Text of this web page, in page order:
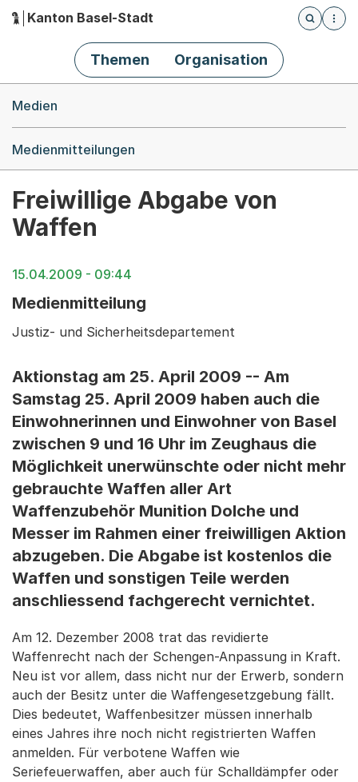
Hauptnavigation
Kanton Basel-Stadt
Öffnet
Themen Organisation
Medien
Medienmitteilungen
Freiwillige Abgabe von
Waffen
15.04.2009 - 09:44
Medienmitteilung
Justiz- und Sicherheitsdepartement
Aktionstag am 25. April 2009 -- Am
Samstag 25. April 2009 haben auch die
Einwohnerinnen und Einwohner von Basel
zwischen 9 und 16 Uhr im Zeughaus die
Möglichkeit unerwünschte oder nicht mehr
gebrauchte Waffen aller Art
Waffenzubehör Munition Dolche und
Messer im Rahmen einer freiwilligen Aktion
abzugeben. Die Abgabe ist kostenlos die
Waffen und sonstigen Teile werden
anschliessend fachgerecht vernichtet.
Am 12. Dezember 2008 trat das revidierte
Waffenrecht nach der Schengen-Anpassung in Kraft.
Neu ist vor allem, dass nicht nur der Erwerb, sondern
auch der Besitz unter die Waffengesetzgebung fällt.
Dies bedeutet, Waffenbesitzer müssen innerhalb
eines Jahres ihre noch nicht registrierten Waffen
anmelden. Für verbotene Waffen wie
Seriefeuerwaffen, aber auch für Schalldämpfer oder